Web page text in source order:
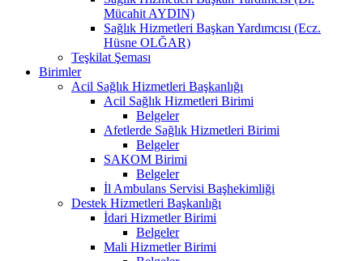
Mücahit AYDIN)
Sağlık Hizmetleri Başkan Yardımcısı (Ecz.
Hüsne OLĞAR)
Teşkilat Şeması
Birimler
Acil Sağlık Hizmetleri Başkanlığı
Acil Sağlık Hizmetleri Birimi
Belgeler
Afetlerde Sağlık Hizmetleri Birimi
Belgeler
SAKOM Birimi
Belgeler
İl Ambulans Servisi Başhekimliği
Destek Hizmetleri Başkanlığı
İdari Hizmetler Birimi
Belgeler
Mali Hizmetler Birimi